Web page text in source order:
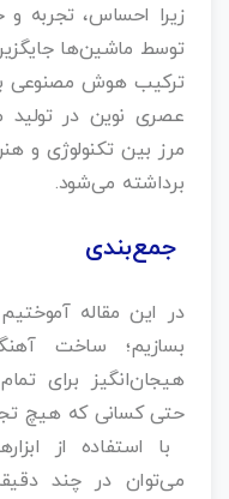
زیرا احساس، تجربه
توسط ماشین‌ها
ترکیب هوش مصنوعی با
عصری نوین در
مرز بین تکنولوژی و
برداشته می‌شود.
جمع‌بندی
در این مقاله
بسازیم؛ ساخت
هیجان‌انگیز برای
حتی کسانی که هیچ
می‌توان در چند